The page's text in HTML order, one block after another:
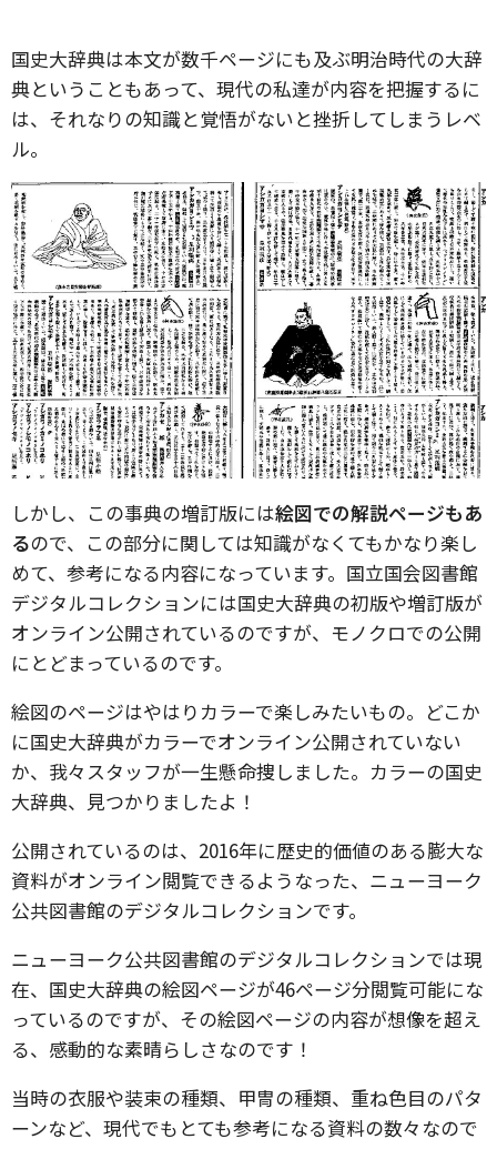
国史大辞典は本文が数千ページにも及ぶ明治時代の大辞
典ということもあって、現代の私達が内容を把握するに
は、それなりの知識と覚悟がないと挫折してしまうレベ
ル。
しかし、この事典の増訂版には絵図での解説ページもあ
るので、この部分に関しては知識がなくてもかなり楽し
めて、参考になる内容になっています。国立国会図書館
デジタルコレクションには国史大辞典の初版や増訂版が
オンライン公開されているのですが、モノクロでの公開
にとどまっているのです。
絵図のページはやはりカラーで楽しみたいもの。どこか
に国史大辞典がカラーでオンライン公開されていない
か、我々スタッフが一生懸命捜しました。カラーの国史
大辞典、見つかりましたよ！
公開されているのは、2016年に歴史的価値のある膨大な
資料がオンライン閲覧できるようなった、ニューヨーク
公共図書館のデジタルコレクションです。
ニューヨーク公共図書館のデジタルコレクションでは現
在、国史大辞典の絵図ページが46ページ分閲覧可能にな
っているのですが、その絵図ページの内容が想像を超え
る、感動的な素晴らしさなのです！
当時の衣服や装束の種類、甲冑の種類、重ね色目のパタ
ーンなど、現代でもとても参考になる資料の数々なので